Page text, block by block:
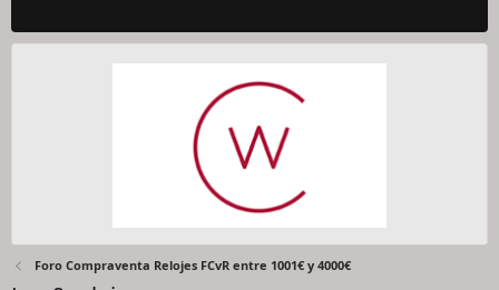
Foro Compraventa Relojes FCvR entre 1001€ y 4000€